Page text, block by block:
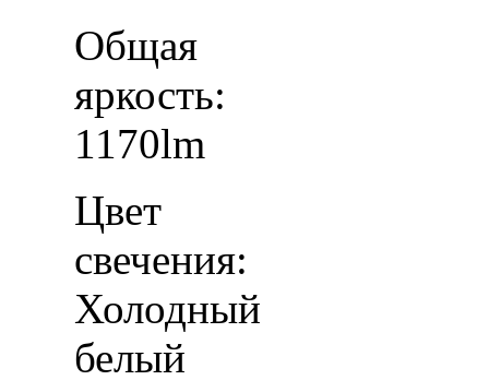
Общая
яркость:
1170lm
Цвет
свечения:
Холодный
белый